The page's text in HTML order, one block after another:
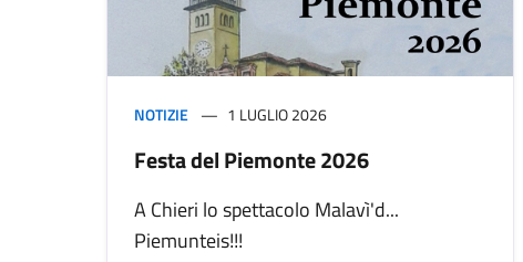
NOTIZIE 1 LUGLIO 2026
Festa del Piemonte 2026
A Chieri lo spettacolo Malavì'd...
Piemunteis!!!